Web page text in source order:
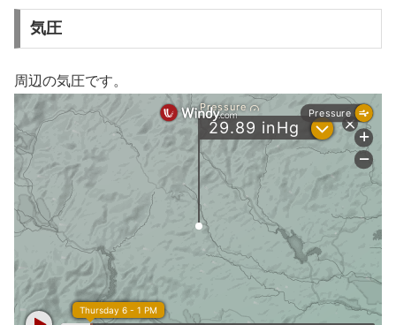
気圧
周辺の気圧です。